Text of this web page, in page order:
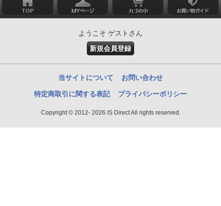
ようこそ ゲストさん
新規会員登録
当サイトについて お問い合わせ
特定商取引に関する表記 プライバシーポリシー
Copyright © 2012- 2026 IS Direct All rights reserved.